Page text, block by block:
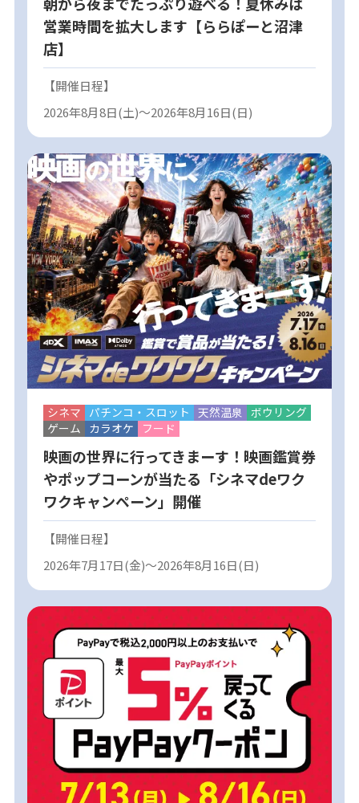
営業時間を拡大します【ららぽーと沼津
店】
【開催日程】
2026年8月8日(土)～2026年8月16日(日)
シネマ パチンコ・スロット 天然温泉 ボウリング
ゲーム カラオケ フード
映画の世界に行ってきまーす！映画鑑賞券
やポップコーンが当たる「シネマdeワク
ワクキャンペーン」開催
【開催日程】
2026年7月17日(金)～2026年8月16日(日)